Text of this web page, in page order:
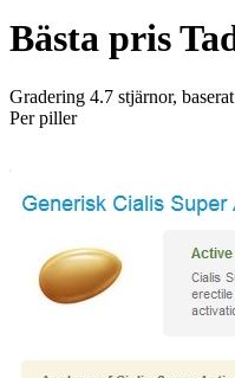
Bästa pris
Gradering 4.7 stjärnor,
Per piller